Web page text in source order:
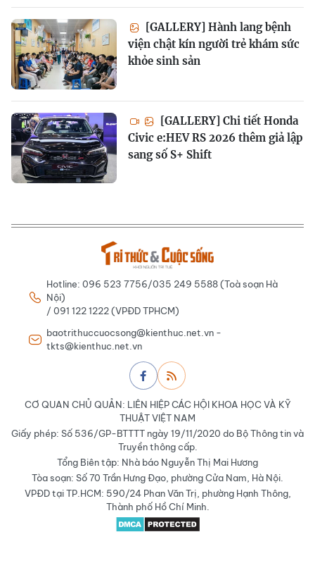
[GALLERY] Hành lang bệnh
viện chật kín người trẻ khám sức
khỏe sinh sản
[GALLERY] Chi tiết Honda
Civic e:HEV RS 2026 thêm giả lập
sang số S+ Shift
Hotline: 096 523 7756/035 249 5588 (Toà soạn Hà
Nội)
/ 091 122 1222 (VPĐD TPHCM)
baotrithuccuocsong@kienthuc.net.vn -
tkts@kienthuc.net.vn
CƠ QUAN CHỦ QUẢN: LIÊN HIỆP CÁC HỘI KHOA HỌC VÀ KỸ
THUẬT VIỆT NAM
Giấy phép: Số 536/GP-BTTTT ngày 19/11/2020 do Bộ Thông tin và
Truyền thông cấp.
Tổng Biên tập: Nhà báo Nguyễn Thị Mai Hương
Tòa soạn: Số 70 Trần Hưng Đạo, phường Cửa Nam, Hà Nội.
VPĐD tại TP.HCM: 590/24 Phan Văn Trị, phường Hạnh Thông,
Thành phố Hồ Chí Minh.